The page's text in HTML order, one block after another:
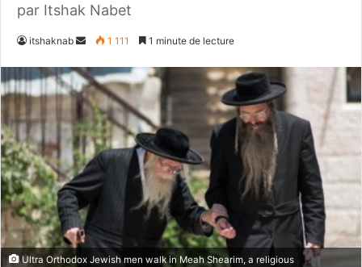
par Itshak Nabet
itshaknab
Envoyer
courriel
1 111 1 minute de lecture
Ultra Orthodox Jewish men walk in Meah Shearim, a religious